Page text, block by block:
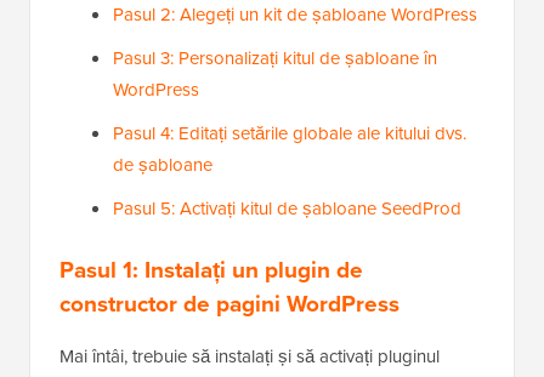
Pasul 2: Alegeți un kit de șabloane WordPress
Pasul 3: Personalizați kitul de șabloane în
WordPress
Pasul 4: Editați setările globale ale kitului dvs.
de șabloane
Pasul 5: Activați kitul de șabloane SeedProd
Pasul 1: Instalați un plugin de
constructor de pagini WordPress
Mai întâi, trebuie să instalați și să activați pluginul